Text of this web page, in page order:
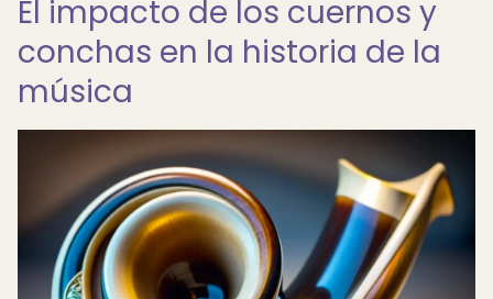
El impacto de los cuernos y
conchas en la historia de la
música